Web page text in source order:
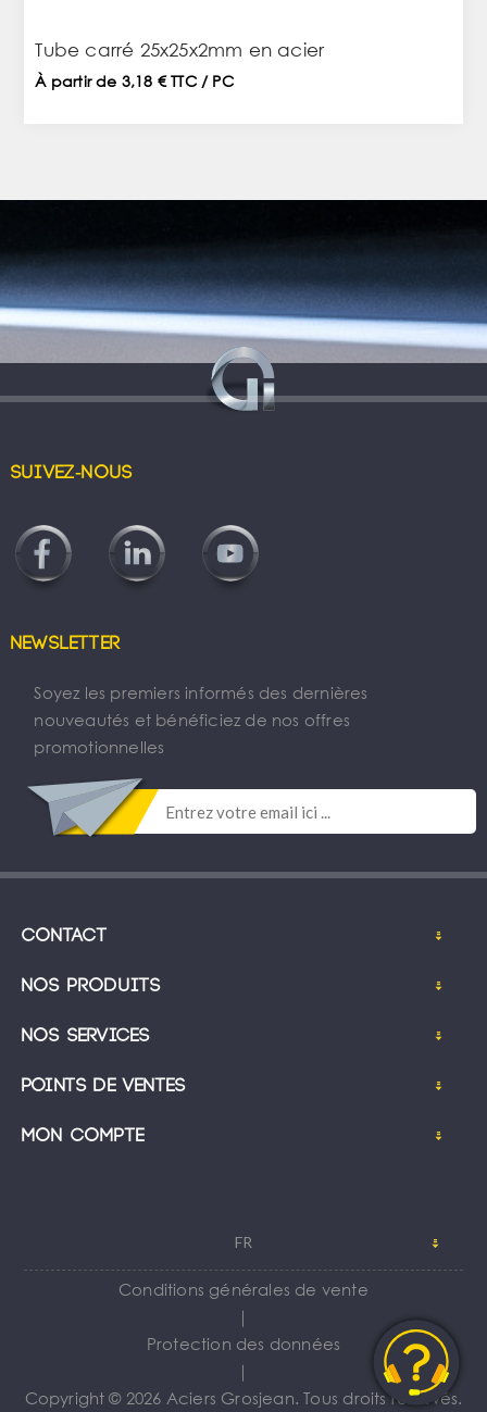
Tube carré 25x25x2mm en acier
À partir de 3,18 € TTC / PC
Suivez-nous
Newsletter
Soyez les premiers informés des dernières
nouveautés et bénéficiez de nos offres
promotionnelles
Contact
Nos produits
Nos services
Points de ventes
Mon compte
FR
Conditions générales de vente
｜
Protection des données
｜
Copyright © 2026 Aciers Grosjean. Tous droits réservés.